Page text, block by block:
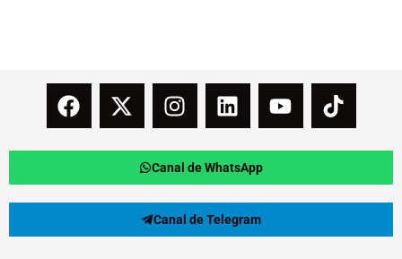
Canal de WhatsApp
Canal de Telegram